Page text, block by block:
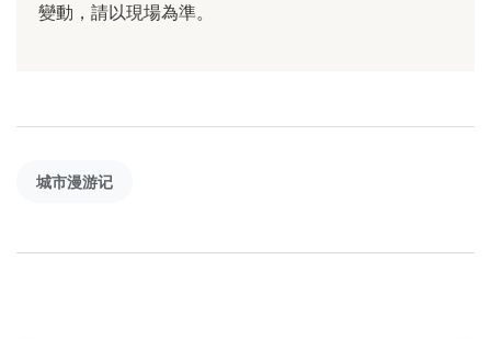
變動，請以現場為準。
城市漫游记